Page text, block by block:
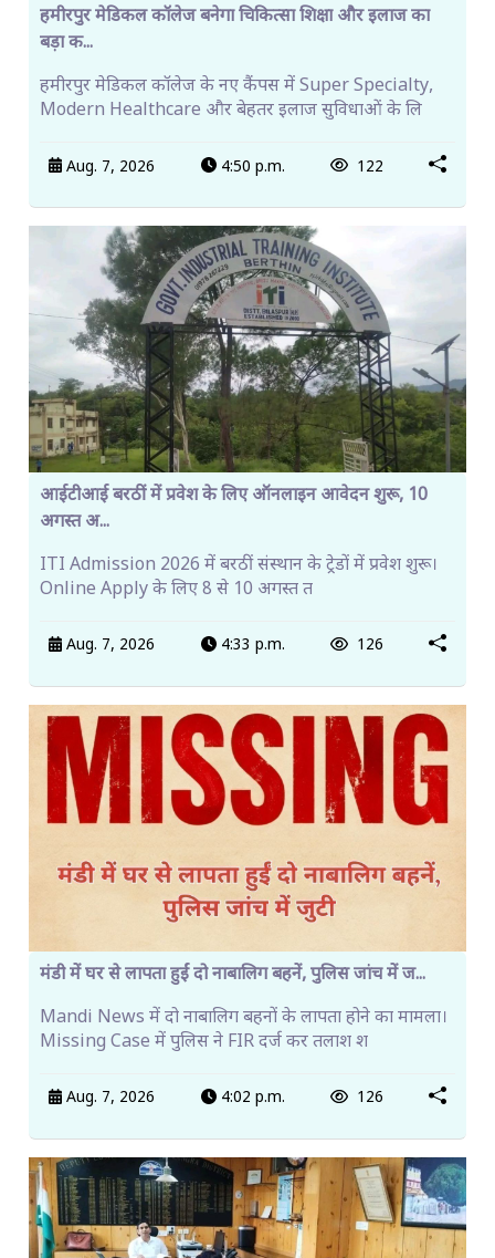
हमीरपुर मेडिकल कॉलेज बनेगा चिकित्सा शिक्षा और इलाज का
बड़ा क...
हमीरपुर मेडिकल कॉलेज के नए कैंपस में Super Specialty,
Modern Healthcare और बेहतर इलाज सुविधाओं के लि
Aug. 7, 2026 4:50 p.m. 122
आईटीआई बरठीं में प्रवेश के लिए ऑनलाइन आवेदन शुरू, 10
अगस्त अ...
ITI Admission 2026 में बरठीं संस्थान के ट्रेडों में प्रवेश शुरू।
Online Apply के लिए 8 से 10 अगस्त त
Aug. 7, 2026 4:33 p.m. 126
मंडी में घर से लापता हुईं दो नाबालिग बहनें, पुलिस जांच में ज...
Mandi News में दो नाबालिग बहनों के लापता होने का मामला।
Missing Case में पुलिस ने FIR दर्ज कर तलाश श
Aug. 7, 2026 4:02 p.m. 126